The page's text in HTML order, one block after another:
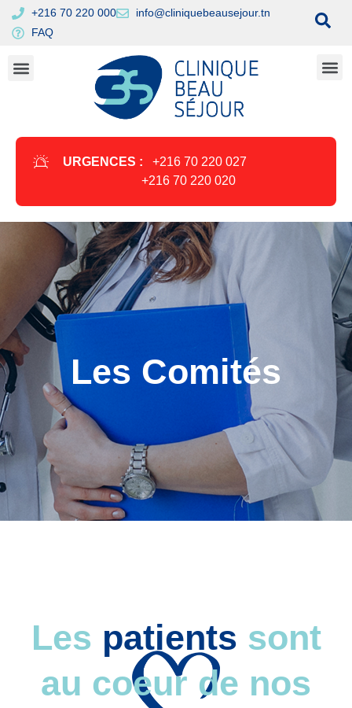
+216 70 220 000
info@cliniquebeausejour.tn
FAQ
URGENCES :
+216 70 220 027
+216 70 220 020
Les Comités
Les patients sont
au coeur de nos